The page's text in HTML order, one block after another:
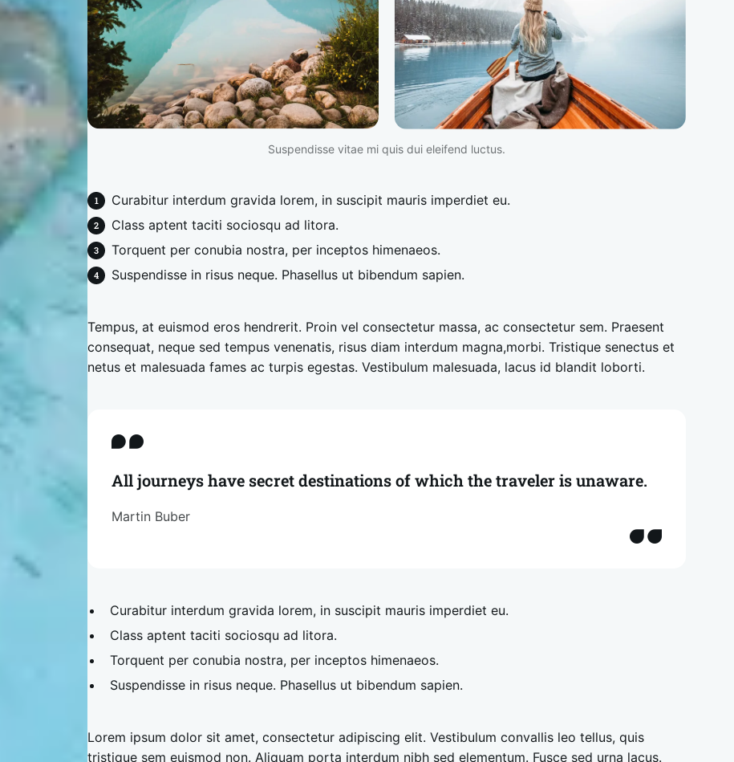
Suspendisse vitae mi quis dui eleifend luctus.
Curabitur interdum gravida lorem, in suscipit mauris imperdiet eu.
Class aptent taciti sociosqu ad litora.
Torquent per conubia nostra, per inceptos himenaeos.
Suspendisse in risus neque. Phasellus ut bibendum sapien.
Tempus, at euismod eros hendrerit. Proin vel consectetur massa, ac consectetur sem. Praesent
consequat, neque sed tempus venenatis, risus diam interdum magna,morbi. Tristique senectus et
netus et malesuada fames ac turpis egestas. Vestibulum malesuada, lacus id blandit loborti.
All journeys have secret destinations of which the traveler is unaware.
Martin Buber
Curabitur interdum gravida lorem, in suscipit mauris imperdiet eu.
Class aptent taciti sociosqu ad litora.
Torquent per conubia nostra, per inceptos himenaeos.
Suspendisse in risus neque. Phasellus ut bibendum sapien.
Lorem ipsum dolor sit amet, consectetur adipiscing elit. Vestibulum convallis leo tellus, quis
tristique sem euismod non. Aliquam porta interdum nibh sed elementum. Fusce sed urna lacus.